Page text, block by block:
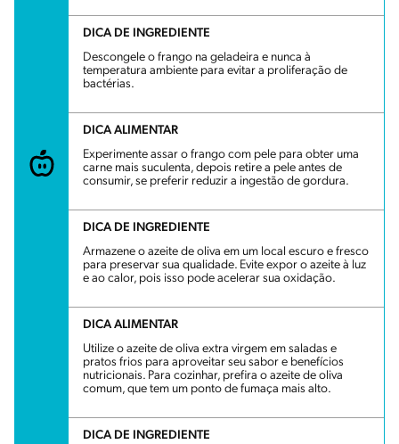
DICA DE INGREDIENTE
Descongele o frango na geladeira e nunca à
temperatura ambiente para evitar a proliferação de
bactérias.
DICA ALIMENTAR
Experimente assar o frango com pele para obter uma
carne mais suculenta, depois retire a pele antes de
consumir, se preferir reduzir a ingestão de gordura.
DICA DE INGREDIENTE
Armazene o azeite de oliva em um local escuro e fresco
para preservar sua qualidade. Evite expor o azeite à luz
e ao calor, pois isso pode acelerar sua oxidação.
DICA ALIMENTAR
Utilize o azeite de oliva extra virgem em saladas e
pratos frios para aproveitar seu sabor e benefícios
nutricionais. Para cozinhar, prefira o azeite de oliva
comum, que tem um ponto de fumaça mais alto.
DICA DE INGREDIENTE